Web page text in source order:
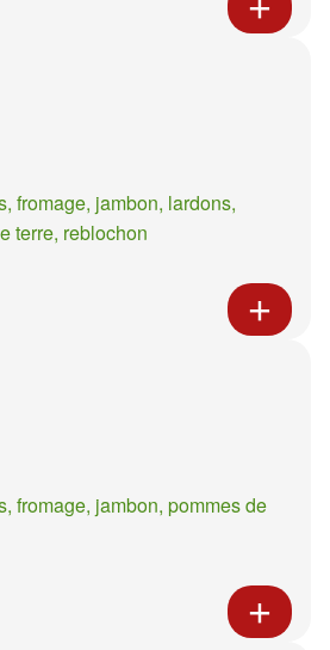
fromage, jambon, lardons,
terre, reblochon
fromage, jambon, pommes de